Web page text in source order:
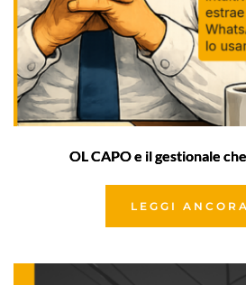
OL CAPO e il gestionale
LEGGI ANCORA